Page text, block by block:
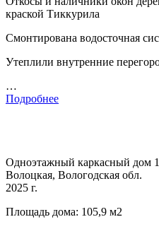
краской Тиккурила
Смонтирована водосточная
Утеплили внутренние
…
Подробнее
Одноэтажный каркасный дом
Волоцкая, Вологодская обл.
2025 г.
Площадь дома: 105,9 м2